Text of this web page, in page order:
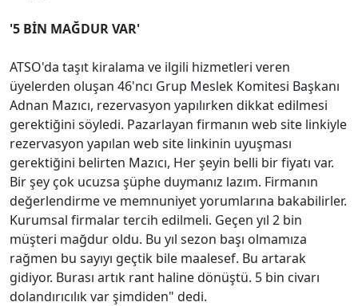
'5 BİN MAĞDUR VAR'
ATSO'da taşıt kiralama ve ilgili hizmetleri veren
üyelerden oluşan 46'ncı Grup Meslek Komitesi Başkanı
Adnan Mazıcı, rezervasyon yapılırken dikkat edilmesi
gerektiğini söyledi. Pazarlayan firmanın web site linkiyle
rezervasyon yapılan web site linkinin uyuşması
gerektiğini belirten Mazıcı, Her şeyin belli bir fiyatı var.
Bir şey çok ucuzsa şüphe duymanız lazım. Firmanın
değerlendirme ve memnuniyet yorumlarına bakabilirler.
Kurumsal firmalar tercih edilmeli. Geçen yıl 2 bin
müşteri mağdur oldu. Bu yıl sezon başı olmamıza
rağmen bu sayıyı geçtik bile maalesef. Bu artarak
gidiyor. Burası artık rant haline dönüştü. 5 bin civarı
dolandırıcılık var şimdiden" dedi.